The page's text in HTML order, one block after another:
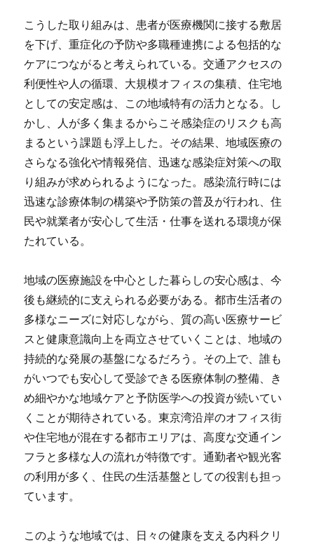
こうした取り組みは、患者が医療機関に接する敷居
を下げ、重症化の予防や多職種連携による包括的な
ケアにつながると考えられている。交通アクセスの
利便性や人の循環、大規模オフィスの集積、住宅地
としての安定感は、この地域特有の活力となる。し
かし、人が多く集まるからこそ感染症のリスクも高
まるという課題も浮上した。その結果、地域医療の
さらなる強化や情報発信、迅速な感染症対策への取
り組みが求められるようになった。感染流行時には
迅速な診療体制の構築や予防策の普及が行われ、住
民や就業者が安心して生活・仕事を送れる環境が保
たれている。
地域の医療施設を中心とした暮らしの安心感は、今
後も継続的に支えられる必要がある。都市生活者の
多様なニーズに対応しながら、質の高い医療サービ
スと健康意識向上を両立させていくことは、地域の
持続的な発展の基盤になるだろう。その上で、誰も
がいつでも安心して受診できる医療体制の整備、き
め細やかな地域ケアと予防医学への投資が続いてい
くことが期待されている。東京湾沿岸のオフィス街
や住宅地が混在する都市エリアは、高度な交通イン
フラと多様な人の流れが特徴です。通勤者や観光客
の利用が多く、住民の生活基盤としての役割も担っ
ています。
このような地域では、日々の健康を支える内科クリ